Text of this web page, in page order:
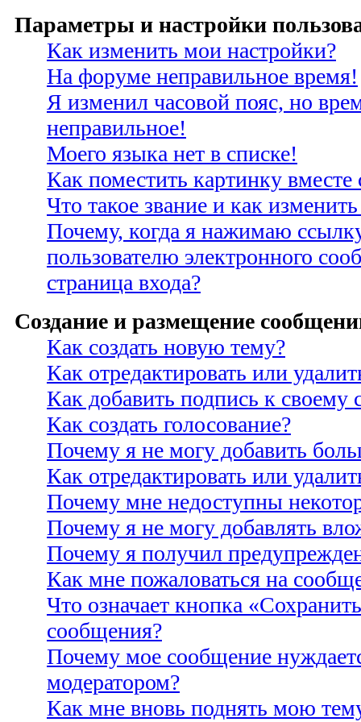
Параметры и настройки
Как изменить мои настройки?
На форуме неправильное время!
Я изменил часовой пояс, но
неправильное!
Моего языка нет в списке!
Как поместить картинку
Что такое звание и как изменить
Почему, когда я нажимаю
пользователю электронного
страница входа?
Создание и размещение
Как создать новую тему?
Как отредактировать или
Как добавить подпись к
Как создать голосование?
Почему я не могу добавить
Как отредактировать или
Почему мне недоступны
Почему я не могу добавлять
Почему я получил
Как мне пожаловаться на
Что означает кнопка
сообщения?
Почему мое сообщение
модератором?
Как мне вновь поднять мою